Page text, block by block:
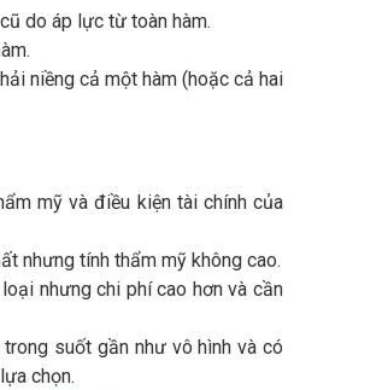
do áp lực từ toàn hàm.
niềng cả một hàm (hoặc cả hai
mỹ và điều kiện tài chính của
nhưng tính thẩm mỹ không cao.
nhưng chi phí cao hơn và cần
suốt gần như vô hình và có
chọn.